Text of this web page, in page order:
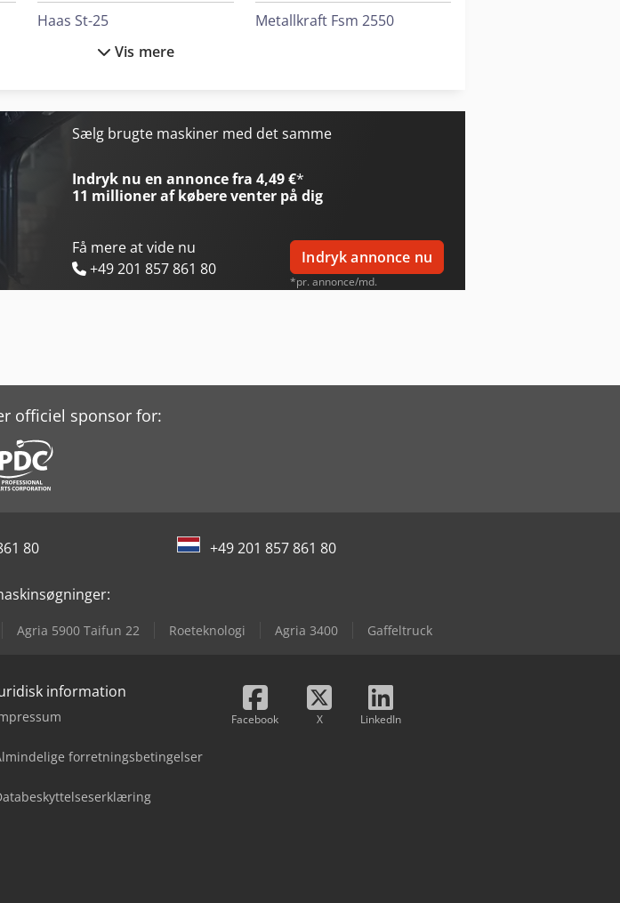
Haas St-25
Haas St-40
Haas Vf-11/50
Metallkraft Fsm 2550
Vis mere
Sælg brugte maskiner med det samme
Indryk nu en annonce fra 4,49 €*
11 millioner af købereventer på dig
Få mere at vide nu
+49 201 857 861 80
Indryk annonce nu
*pr. annonce/md.
officiel sponsor for:
80 +49 201 857 861 80
Agria 5900 Taifun 22 Roeteknologi Agria 3400 Gaffeltruck
information
forretningsbetingelser
Facebook X LinkedIn